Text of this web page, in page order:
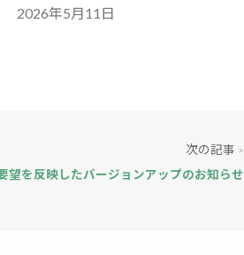
2026年5月11日
次の記事 >
望を反映したバージョンアップのお知らせ